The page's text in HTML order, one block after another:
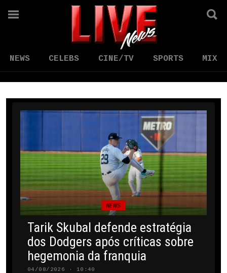
NEWS CELEBS CINE/TV SPORTS MIX
NEWS
Tarik Skubal defende estratégia
dos Dodgers após críticas sobre
hegemonia da franquia
04/08/2026 · 10:40